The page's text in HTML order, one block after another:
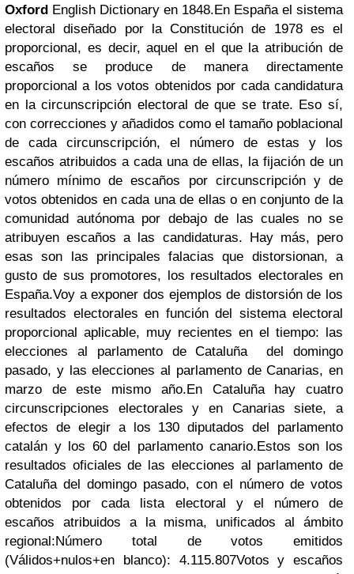
Oxford English Dictionary en 1848. En España el sistema
electoral diseñado por la Constitución de 1978 es el
proporcional, es decir, aquel en el que la atribución de
escaños se produce de manera directamente
proporcional a los votos obtenidos por cada candidatura
en la circunscripción electoral de que se trate. Eso sí,
con correcciones y añadidos como el tamaño poblacional
de cada circunscripción, el número de estas y los
escaños atribuidos a cada una de ellas, la fijación de un
número mínimo de escaños por circunscripción y de
votos obtenidos en cada una de ellas o en conjunto de la
comunidad autónoma por debajo de las cuales no se
atribuyen escaños a las candidaturas. Hay más, pero
esas son las principales falacias que distorsionan, a
gusto de sus promotores, los resultados electorales en
España.Voy a exponer dos ejemplos de distorsión de los
resultados electorales en función del sistema electoral
proporcional aplicable, muy recientes en el tiempo: las
elecciones al parlamento de Cataluña del domingo
pasado, y las elecciones al parlamento de Canarias, en
marzo de este mismo año. En Cataluña hay cuatro
circunscripciones electorales y en Canarias siete, a
efectos de elegir a los 130 diputados del parlamento
catalán y los 60 del parlamento canario. Estos son los
resultados oficiales de las elecciones al parlamento de
Cataluñadel domingo pasado, con el número de votos
obtenidos por cada lista electoral y el número de
escaños atribuidos a la misma, unificados al ámbito
regional:Número total de votos emitidos
(Válidos+nulos+en blanco): 4.115.807Votos y escaños